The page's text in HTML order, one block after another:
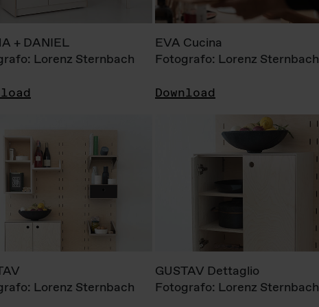
+ DANIEL
Lorenz Sternbach
EVA Cucina
Fotografo: Lorenz Sternbach
Download
Lorenz Sternbach
GUSTAV Dettaglio
Fotografo: Lorenz Sternbach